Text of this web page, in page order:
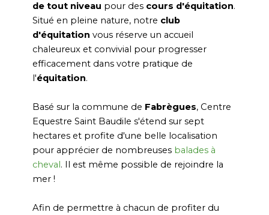
de tout niveau pour des cours d'équitation.
Situé en pleine nature, notre club
d'équitation vous réserve un accueil
chaleureux et convivial pour progresser
efficacement dans votre pratique de
l'équitation.
Basé sur la commune de Fabrègues, Centre
Equestre Saint Baudile s'étend sur sept
hectares et profite d'une belle localisation
pour apprécier de nombreuses balades à
cheval. Il est même possible de rejoindre la
mer !
Afin de permettre à chacun de profiter du